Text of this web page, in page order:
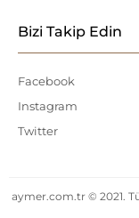
Bizi Takip Edin
Facebook
Instagram
Twitter
aymer.com.tr © 2021.